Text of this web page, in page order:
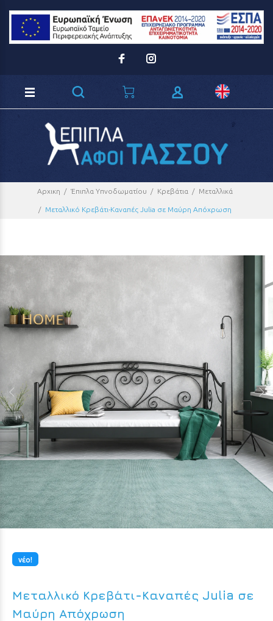
Αρχικη Έπιπλα Υπνοδωματίου Κρεβάτια Μεταλλικά
Μεταλλικό Κρεβάτι-Καναπές Julia σε Μαύρη Απόχρωση
νέο!
Μεταλλικό Κρεβάτι-Καναπές Julia σε
Μαύρη Απόχρωση